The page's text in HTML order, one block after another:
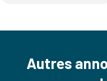
Autres